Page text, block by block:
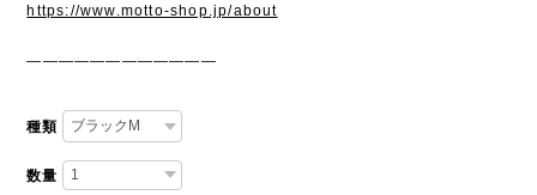
https://www.motto-shop.jp/about
————————————
種類
数量